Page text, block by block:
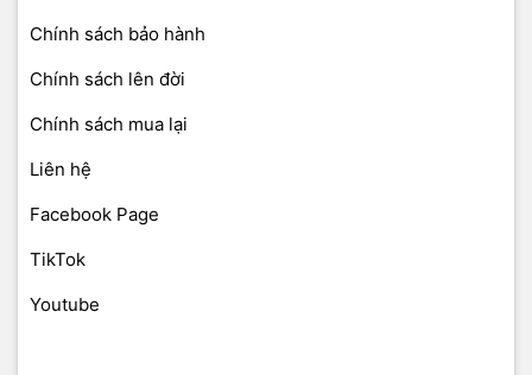
Chính sách bảo hành
Chính sách lên đời
Chính sách mua lại
Liên hệ
Facebook Page
TikTok
Youtube